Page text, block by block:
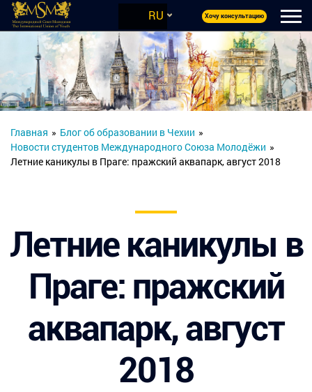
RU Хочу консультацию
Главная » Блог об образовании в Чехии »
Новости студентов Международного Союза Молодёжи »
Летние каникулы в Праге: пражский аквапарк, август 2018
Летние каникулы в
Праге: пражский
аквапарк, август
2018